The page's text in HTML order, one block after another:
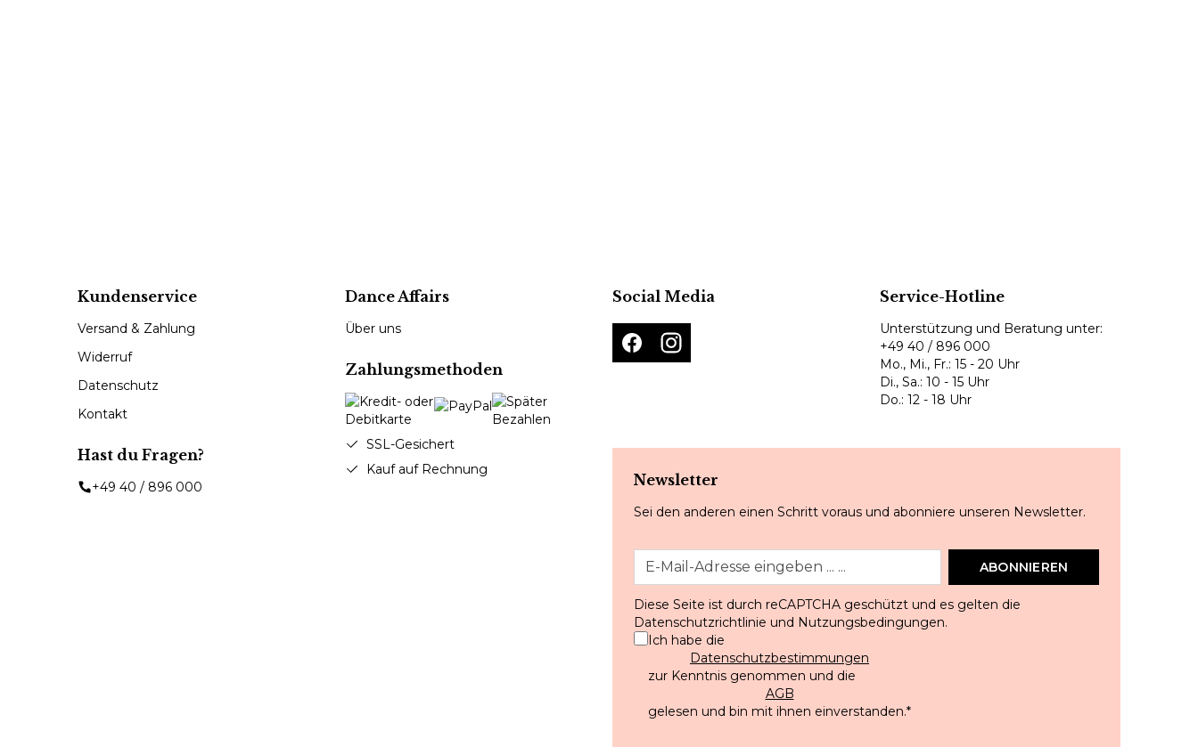
Kundenservice
Versand & Zahlung
Widerruf
Datenschutz
Kontakt
Hast du Fragen?
+49 40 / 896 000
Dance Affairs
Über uns
Zahlungsmethoden
SSL-Gesichert
Kauf auf Rechnung
Social Media Service-Hotline
Unterstützung und Beratung unter:
+49 40 / 896 000
Mo., Mi., Fr.: 15 - 20 Uhr
Di., Sa.: 10 - 15 Uhr
Do.: 12 - 18 Uhr
Newsletter
Sei den anderen einen Schritt voraus und abonniere unseren Newsletter.
ABONNIEREN
Diese Seite ist durch reCAPTCHA geschützt und es gelten die
Datenschutzrichtlinie und Nutzungsbedingungen.
Ich habe die
Datenschutzbestimmungen
zur Kenntnis genommen und die
AGB
gelesen und bin mit ihnen einverstanden.*